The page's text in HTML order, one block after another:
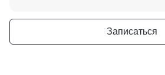
Записаться